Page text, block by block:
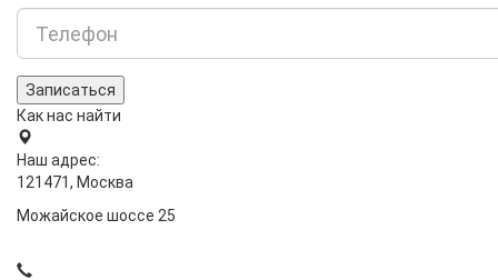
Телефон
Записаться
Как нас найти
Наш адрес:
121471, Москва
Можайское шоссе 25